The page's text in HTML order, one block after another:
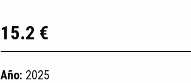
15.2 €
Año: 2025